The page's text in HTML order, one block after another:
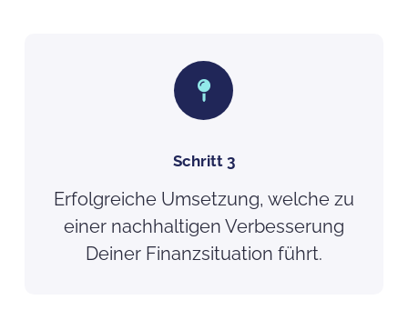
Schritt 3
Erfolgreiche Umsetzung, welche zu
einer nachhaltigen Verbesserung
Deiner Finanzsituation führt.